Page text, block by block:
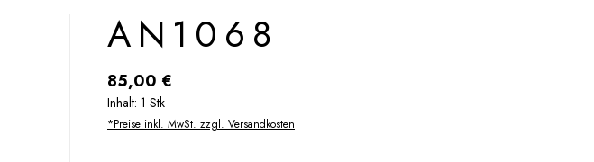
AN1068
Regulärer Preis:
85,00 €
Inhalt: 1 Stk
*Preise inkl. MwSt. zzgl. Versandkosten